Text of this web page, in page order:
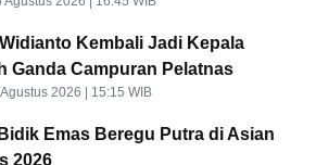
Kembali Jadi Kepala
Ganda Campuran Pelatnas
2026 | 15:15 WIB
Emas Beregu Putra di Asian
2026